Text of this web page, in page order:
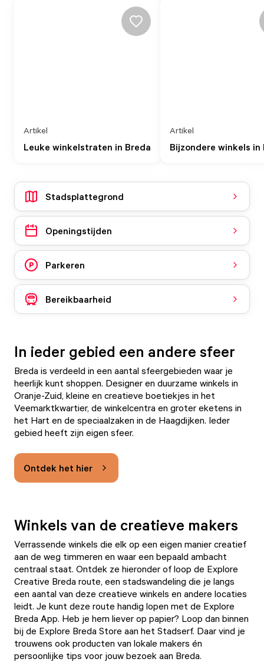
Leuke winkelstraten in Breda
Artikel
Bijzondere winkels in
Artikel
Stadsplattegrond
Openingstijden
Parkeren
Bereikbaarheid
In ieder gebied een andere sfeer
Breda is verdeeld in een aantal sfeergebieden waar je
heerlijk kunt shoppen. Designer en duurzame winkels in
Oranje-Zuid, kleine en creatieve boetiekjes in het
Veemarktkwartier, de winkelcentra en groter eketens in
het Hart en de speciaalzaken in de Haagdijken. Ieder
gebied heeft zijn eigen sfeer.
Ontdek het hier
Winkels van de creatieve makers
Verrassende winkels die elk op een eigen manier creatief
aan de weg timmeren en waar een bepaald ambacht
centraal staat. Ontdek ze hieronder of loop de Explore
Creative Breda route, een stadswandeling die je langs
een aantal van deze creatieve winkels en andere locaties
leidt. Je kunt deze route handig lopen met de Explore
Breda App. Heb je hem liever op papier? Loop dan binnen
bij de Explore Breda Store aan het Stadserf. Daar vind je
trouwens ook producten van lokale makers én
persoonlijke tips voor jouw bezoek aan Breda.